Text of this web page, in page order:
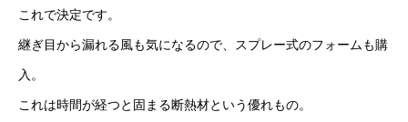
これで決定です。
継ぎ目から漏れる風も気になるので、スプレー式のフォームも購
入。
これは時間が経つと固まる断熱材という優れもの。